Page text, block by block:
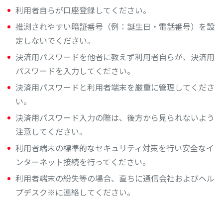
利用者自らが口座登録してください。
推測されやすい暗証番号（例：誕生日・電話番号）を設
定しないでください。
決済用パスワードを他者に教えず利用者自らが、決済用
パスワードを入力してください。
決済用パスワードと利用者端末を厳重に管理してくださ
い。
決済用パスワード入力の際は、後方から見られないよう
注意してください。
利用者端末の標準的なセキュリティ対策を行い安全なイ
ンターネット接続を行ってください。
利用者端末の紛失等の場合、直ちに通信会社およびヘル
プデスク※に連絡してください。